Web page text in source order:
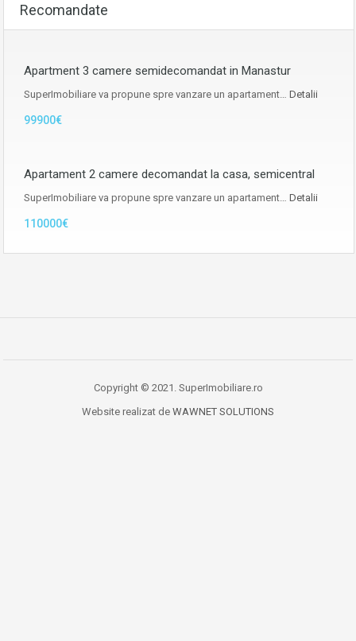
Recomandate
Apartment 3 camere semidecomandat in Manastur
SuperImobiliare va propune spre vanzare un apartament… Detalii
99900€
Apartament 2 camere decomandat la casa, semicentral
SuperImobiliare va propune spre vanzare un apartament… Detalii
110000€
Copyright © 2021. SuperImobiliare.ro
Website realizat de WAWNET SOLUTIONS